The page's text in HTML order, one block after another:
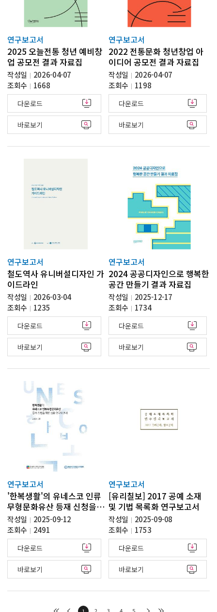
연구보고서
2025 오늘전통 청년 예비창
업 공모전 결과 자료집
작성일
2026-04-07
조회수
1668
다운로드
바로보기
연구보고서
2022 전통문화 청년창업 아
이디어 공모전 결과 자료집
작성일
2026-04-07
조회수
1198
다운로드
바로보기
연구보고서
철도역사 유니버설디자인 가
이드라인
작성일
2026-03-04
조회수
1235
다운로드
바로보기
연구보고서
2024 공공디자인으로 행복한
공간 만들기 결과 자료집
작성일
2025-12-17
조회수
1734
다운로드
바로보기
연구보고서
'한복생활'의 유네스코 인류
무형문화유산 등재 신청을
위한 심화 연구보고서
작성일
2025-09-12
조회수
2491
다운로드
바로보기
연구보고서
[유리칠보] 2017 공예 소재
및 기법 목록화 연구보고서
작성일
2025-09-08
조회수
1753
다운로드
바로보기